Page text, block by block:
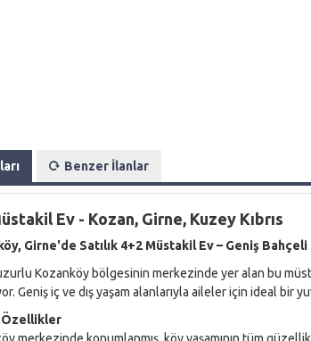
Benzer İlanlar
Ev - Kozan, Girne, Kuzey Kıbrıs
Girne'de Satılık 4+2 Müstakil Ev – Geniş Bahçeli
Kozanköy bölgesinin merkezinde yer alan bu
Geniş iç ve dış yaşam alanlarıyla aileler için ideal bir
Özellikler